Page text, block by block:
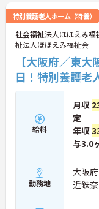
特別養護老人ホーム（特養）
社会福祉法人ほほえみ福
祉法人ほほえみ福祉会
【大阪府／東
日！特別養護老
給料
月収
定
年収
与3.0
勤務地
大阪
近鉄